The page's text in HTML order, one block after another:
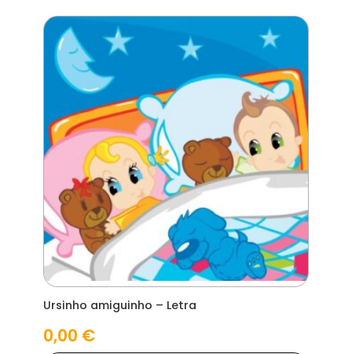
Ursinho amiguinho – Letra
0,00 €